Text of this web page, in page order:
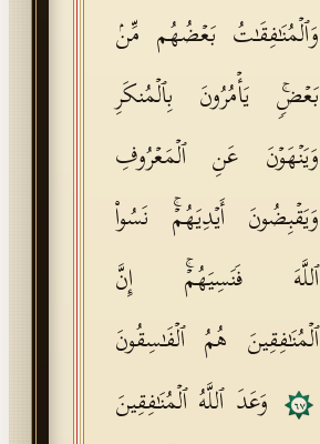
وَٱلۡمُنَـٰفِقَـٰتُ بَعۡضُهُم مِّنۢ
بَعۡضࣲۚ یَأۡمُرُونَ بِٱلۡمُنكَرِ
وَیَنۡهَوۡنَ عَنِ ٱلۡمَعۡرُوفِ
وَیَقۡبِضُونَ أَیۡدِیَهُمۡۚ نَسُوا۟
ٱللَّهَ فَنَسِیَهُمۡۚ إِنَّ
ٱلۡمُنَـٰفِقِینَ هُمُ ٱلۡفَـٰسِقُونَ
٦٧
وَعَدَ ٱللَّهُ ٱلۡمُنَـٰفِقِینَ